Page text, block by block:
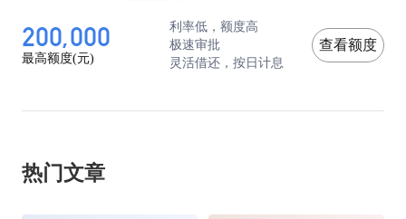
到事故发生后，再去追究是谁的责任，显然已是亡
险”，就尽量多的考虑平时比较容易出问题或者损
200,000
最高额度(元)
利率低，额度高
极速审批
灵活借还，按日计息
查看额度
热门文章